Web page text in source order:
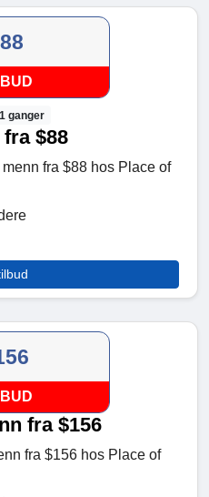
ganger
$88
fra $88 hos Place of
fra $156
fra $156 hos Place of